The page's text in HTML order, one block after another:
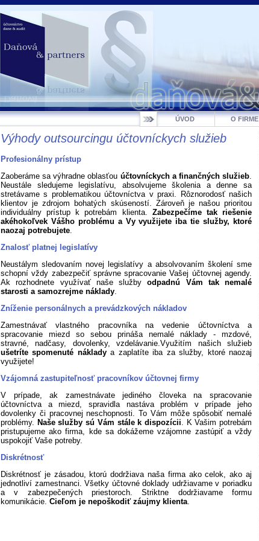
ÚVOD O FIRME
Výhody outsourcingu účtovníckych služieb
Profesionálny prístup
Zaoberáme sa výhradne oblasťou účtovníckych a finančných služieb.
Neustále sledujeme legislatívu, absolvujeme školenia a denne sa
stretávame s problematikou účtovníctva v praxi. Rôznorodosť našich
klientov je zdrojom bohatých skúseností. Zároveň je našou prioritou
individuálny prístup k potrebám klienta. Zabezpečíme tak riešenie
akéhokoľvek Vášho problému a Vy využijete iba tie služby, ktoré
naozaj potrebujete.
Znalosť platnej legislatívy
Neustálym sledovaním novej legislatívy a absolvovaním školení sme
schopní vždy zabezpečiť správne spracovanie Vašej účtovnej agendy.
Ak rozhodnete využívať naše službyodpadnú Vám tak nemalé
starosti a samozrejme náklady.
Zníženie personálnych a prevádzkových nákladov
Zamestnávať vlastného pracovníka na vedenie účtovníctva a
spracovanie miezd so sebou prináša nemalé náklady - mzdové,
stravné, nadčasy, dovolenky, vzdelávanie.Využitím našich služieb
ušetríte spomenuté nákladya zaplatíte iba za služby, ktoré naozaj
využijete!
Vzájomná zastupiteľnosť pracovníkov účtovnej firmy
V prípade, ak zamestnávate jediného človeka na spracovanie
účtovníctva a miezd, spravidla nastáva problém v prípade jeho
dovolenky či pracovnej neschopnosti. To Vám môže spôsobiť nemalé
problémy. Naše služby sú Vám stále k dispozícii. K Vašim potrebám
pristupujeme ako firma, kde sa dokážeme vzájomne zastúpiť a vždy
uspokojiť Vaše potreby.
Diskrétnosť
Diskrétnosť je zásadou, ktorú dodržiava naša firma ako celok, ako aj
jednotliví zamestnanci. Všetky účtovné doklady udržiavame v poriadku
a v zabezpečených priestoroch. Striktne dodržiavame formu
komunikácie. Cieľom je nepoškodiť záujmy klienta.